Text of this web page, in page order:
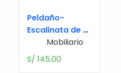
Peldaño-
Escalinata de 2
pasosMobiliario
S/ 145.00